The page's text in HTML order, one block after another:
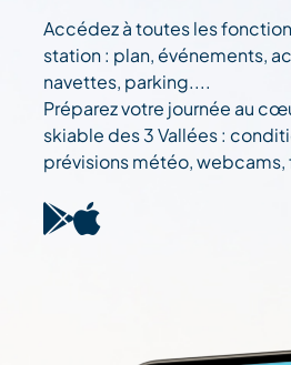
Accédez à toutes les
station : plan, événements,
navettes, parking....
Préparez votre journée au
skiable des 3 Vallées :
prévisions météo, webcams,